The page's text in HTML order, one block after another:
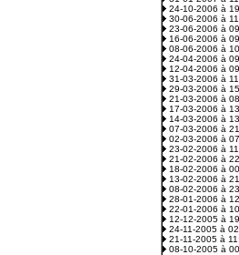
24-10-2006 à
30-06-2006 à
23-06-2006 à
16-06-2006 à
08-06-2006 à
24-04-2006 à
12-04-2006 à
31-03-2006 à
29-03-2006 à
21-03-2006 à
17-03-2006 à
14-03-2006 à
07-03-2006 à
02-03-2006 à
23-02-2006 à
21-02-2006 à
18-02-2006 à
13-02-2006 à
08-02-2006 à
28-01-2006 à
22-01-2006 à
12-12-2005 à
24-11-2005 à
21-11-2005 à
08-10-2005 à